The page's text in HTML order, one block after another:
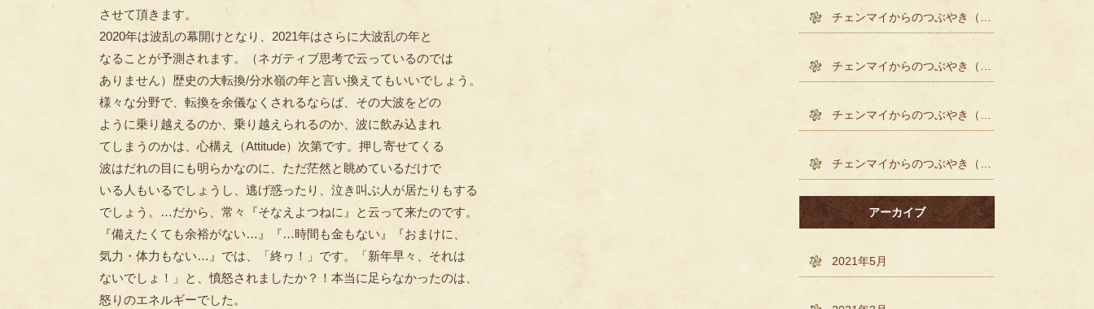
させて頂きます。
2020年は波乱の幕開けとなり、2021年はさらに大波乱の年と
なることが予測されます。（ネガティブ思考で云っているのでは
ありません）歴史の大転換/分水嶺の年と言い換えてもいいでしょう。
様々な分野で、転換を余儀なくされるならば、その大波をどの
ように乗り越えるのか、乗り越えられるのか、波に飲み込まれ
てしまうのかは、心構え（Attitude）次第です。押し寄せてくる
波はだれの目にも明らかなのに、ただ茫然と眺めているだけで
いる人もいるでしょうし、逃げ惑ったり、泣き叫ぶ人が居たりもする
でしょう。…だから、常々『そなえよつねに』と云って来たのです。
『備えたくても余裕がない…』『…時間も金もない』『おまけに、
気力・体力もない…』では、「終ヮ！」です。「新年早々、それは
ないでしょ！」と、憤怒されましたか？！本当に足らなかったのは、
怒りのエネルギーでした。
アーカイブ
2021年5月